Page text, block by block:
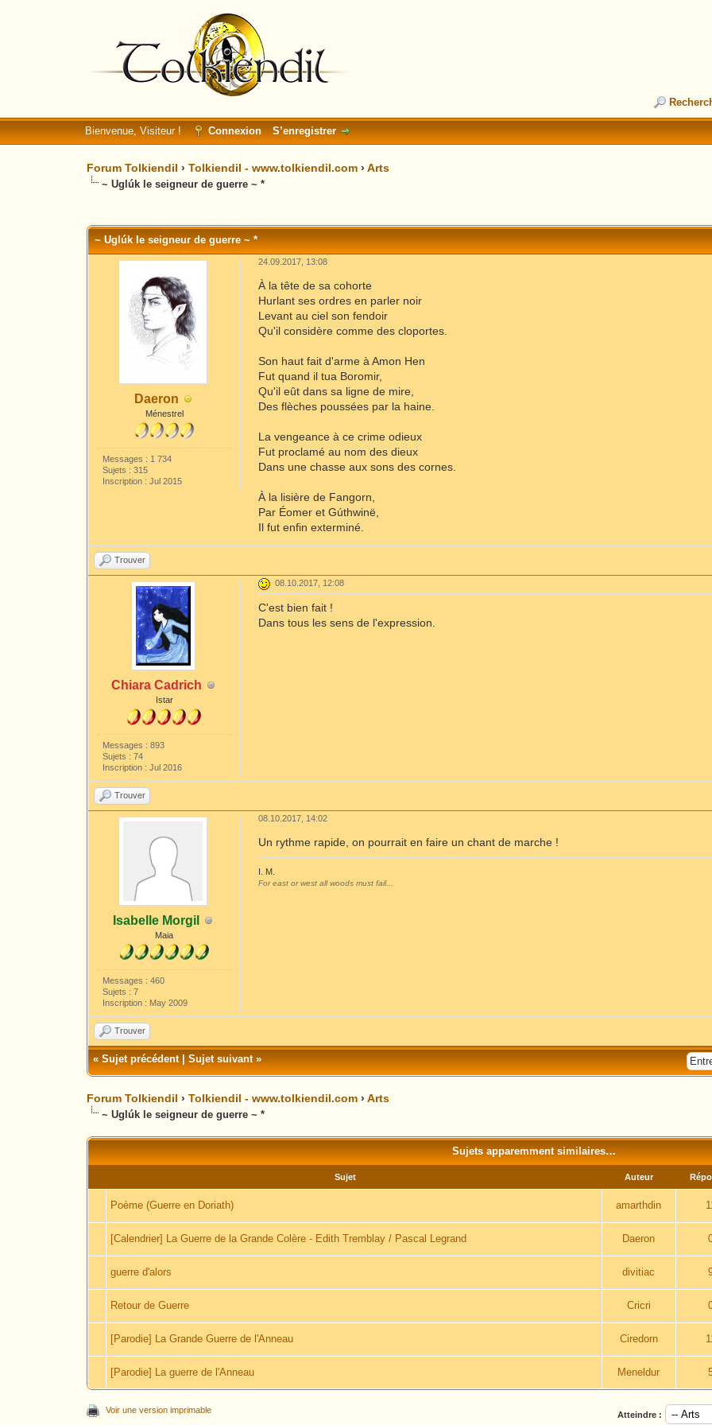
Bienvenue, Visiteur ! Connexion S’enregistrer
Forum Tolkiendil ›Tolkiendil - www.tolkiendil.com ›Arts
~ Uglúk le seigneur de guerre ~ *
~ Uglúk le seigneur de guerre ~ *
Daeron
Ménestrel
Messages : 1 734
Sujets : 315
Inscription : Jul 2015
24.09.2017, 13:08
À la tête de sa cohorte
Hurlant ses ordres en parler noir
Levant au ciel son fendoir
Qu'il considère comme des cloportes.
Son haut fait d'arme à Amon Hen
Fut quand il tua Boromir,
Qu'il eût dans sa ligne de mire,
Des flèches poussées par la haine.
La vengeance à ce crime odieux
Fut proclamé au nom des dieux
Dans une chasse aux sons des cornes.
À la lisière de Fangorn,
Par Éomer et Gúthwinë,
Il fut enfin exterminé.
Trouver
Chiara Cadrich
Istar
Messages : 893
Sujets : 74
Inscription : Jul 2016
08.10.2017, 12:08
C'est bien fait !
Dans tous les sens de l'expression.
Trouver
Isabelle Morgil
Maia
Messages : 460
Sujets : 7
Inscription : May 2009
08.10.2017, 14:02
Un rythme rapide, on pourrait en faire un chant de marche !
I. M.
For east or west all woods must fail...
Trouver
«Sujet précédent|Sujet suivant»
Forum Tolkiendil ›Tolkiendil - www.tolkiendil.com ›Arts
~ Uglúk le seigneur de guerre ~ *
Sujets apparemment similaires…
Sujet Auteur
Poème (Guerre en Doriath) amarthdin
[Calendrier] La Guerre de la Grande Colère - Edith Tremblay / Pascal Legrand Daeron
guerre d'alors divitiac
Retour de Guerre Cricri
[Parodie] La Grande Guerre de l'Anneau Ciredorn
[Parodie] La guerre de l'Anneau Meneldur
Voir une version imprimable Atteindre :